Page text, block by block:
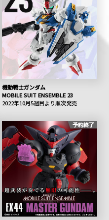
機動戦士ガンダム
MOBILE SUIT ENSEMBLE 23
2022年10月5週目より順次発売
予約終了